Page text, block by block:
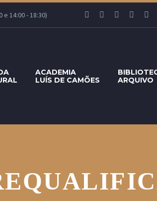
e 14:00 - 18:30)
ACADEMIA
LUÍS DE CAMÕES
ARQUIVO